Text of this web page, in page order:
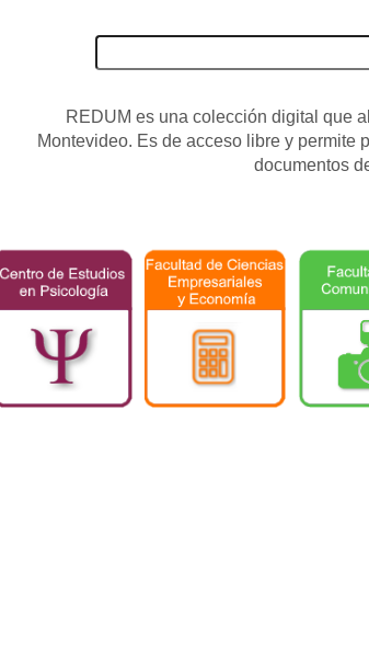
REDUM es una colección digital que
Montevideo. Es de acceso libre y permite
documentos